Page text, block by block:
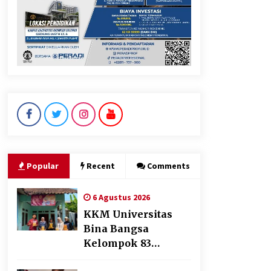
Jokowi Tetap Disambut
Hangat di NTT, Ahmad Ali:
Karya dan Pengabdiannya
Masih Dirasakan Masyarakat
Ancaman Kebakaran Akibat
Fenomena El Niño
5 Agustus 2026
Popular Recent Comments
6 Agustus 2026
KKM Universitas
Bina Bangsa
Kelompok 83